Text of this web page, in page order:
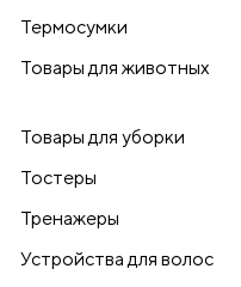
Термосумки
Товары для животных
Товары для уборки
Тостеры
Тренажеры
Устройства для волос